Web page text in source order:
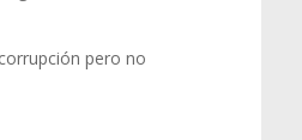
pero no